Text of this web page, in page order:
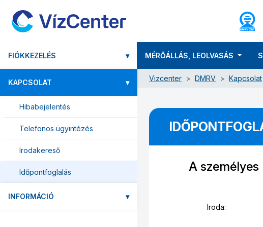
FIÓKKEZELÉS ▾
KAPCSOLAT ▾
Hibabejelentés
Telefonos ügyintézés
Irodakereső
Időpontfoglalás
INFORMÁCIÓ ▾
MÉRŐÁLLÁS, LEOLVASÁS
Vizcenter DMRV Kapcsolat
A
Iroda: